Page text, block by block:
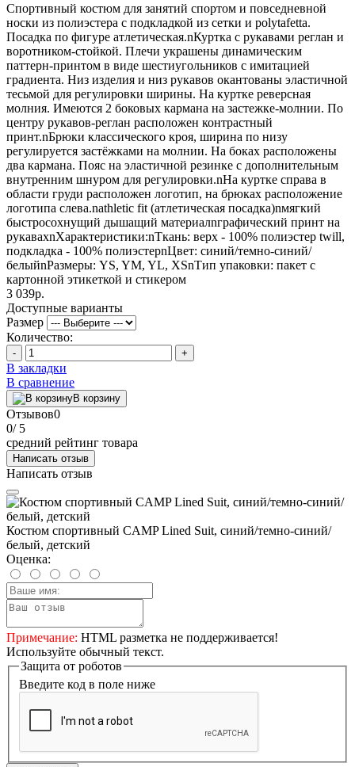
Спортивный костюм для занятий спортом и повседневной
носки из полиэстера с подкладкой из сетки и polytafetta.
Посадка по фигуре атлетическая.nКуртка с рукавами реглан и
воротником-стойкой. Плечи украшены динамическим
паттерн-принтом в виде шестиугольников с имитацией
градиента. Низ изделия и низ рукавов окантованы эластичной
тесьмой для регулировки ширины. На куртке реверсная
молния. Имеются 2 боковых кармана на застежке-молнии. По
центру рукавов-реглан расположен контрастный
принт.nБрюки классического кроя, ширина по низу
регулируется застёжками на молнии. На боках расположены
два кармана. Пояс на эластичной резинке с дополнительным
внутренним шнуром для регулировки.nНа куртке справа в
области груди расположен логотип, на брюках расположение
логотипа слева.nathletic fit (атлетическая посадка)nмягкий
быстросохнущий дышащий материалnграфический принт на
рукавахnХарактеристики:nТкань: верх - 100% полиэстер twill,
подкладка - 100% полиэстерnЦвет: синий/темно-синий/
белыйnРазмеры: YS, YM, YL, XSnТип упаковки: пакет с
картонной этикеткой и стикером
3 039р.
Доступные варианты
Размер
Количество:
- +
В закладки
В сравнение
В корзину
Отзывов0
0/ 5
средний рейтинг товара
Написать отзыв
Написать отзыв
Костюм спортивный CAMP Lined Suit, синий/темно-синий/
белый, детский
Оценка:
Примечание: HTML разметка не поддерживается!
Используйте обычный текст.
Защита от роботов
Введите код в поле ниже